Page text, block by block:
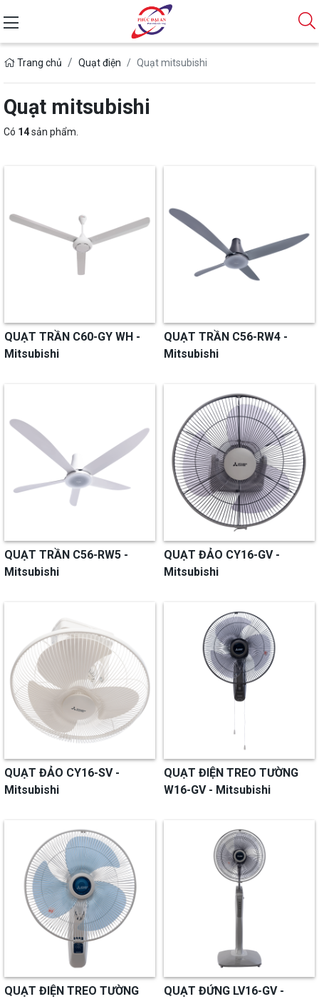
Trang chủ Quạt điện Quạt mitsubishi
Quạt mitsubishi
Có 14sản phẩm.
QUẠT TRẦN C60-GY WH -
Mitsubishi
QUẠT TRẦN C56-RW4 -
Mitsubishi
QUẠT TRẦN C56-RW5 -
Mitsubishi
QUẠT ĐẢO CY16-GV -
Mitsubishi
QUẠT ĐẢO CY16-SV -
Mitsubishi
QUẠT ĐIỆN TREO TƯỜNG
W16-GV - Mitsubishi
QUẠT ĐIỆN TREO TƯỜNG
QUẠT ĐỨNG LV16-GV -